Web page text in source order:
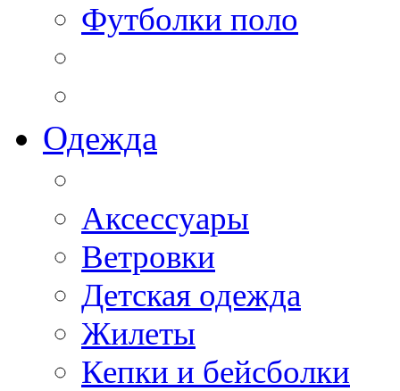
Футболки поло
Одежда
Аксессуары
Ветровки
Детская одежда
Жилеты
Кепки и бейсболки